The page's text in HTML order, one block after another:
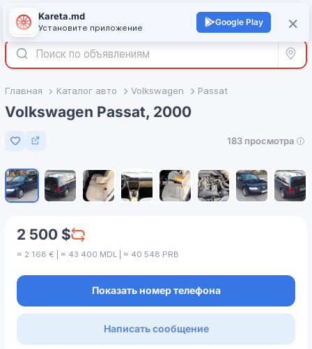
Войти +
Все
Главная Каталог авто Volkswagen Passat
Volkswagen Passat, 2000
Добавить в избранное
183 просмотра
2 500 $
≈ 2 168 € | ≈ 43 400 MDL | ≈ 40 548 PRB
Показать номер телефона
Написать сообщение
×
Kareta.md
Установите приложение
Google Play